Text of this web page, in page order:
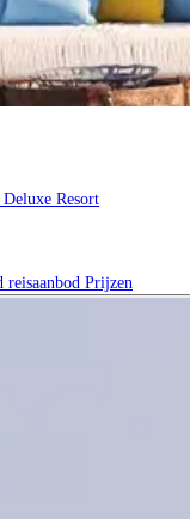
Resort
reisaanbod Prijzen